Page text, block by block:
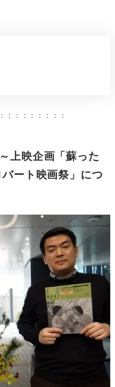
：：：：：：：：
上映企画「蘇った
ート映画祭」につ